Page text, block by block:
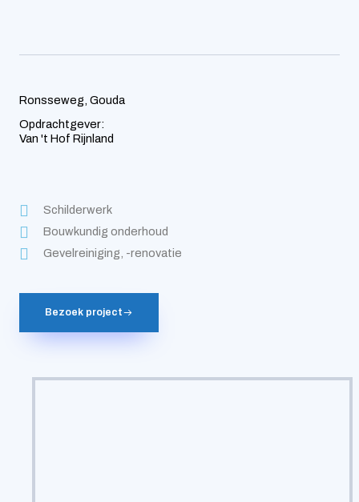
Ronsseweg, Gouda
Opdrachtgever:
Van 't Hof Rijnland
Schilderwerk
Bouwkundig onderhoud
Gevelreiniging, -renovatie
Bezoek project